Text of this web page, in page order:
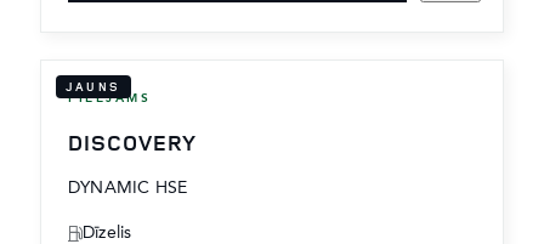
JAUNS
PIEEJAMS
DISCOVERY
DYNAMIC HSE
Dīzelis